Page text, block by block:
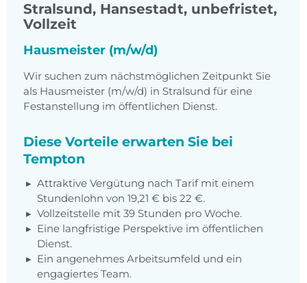
Stralsund, Hansestadt, unbefristet,
Vollzeit
Hausmeister (m/w/d)
Wir suchen zum nächstmöglichen Zeitpunkt Sie
als Hausmeister (m/w/d) in Stralsund für eine
Festanstellung im öffentlichen Dienst.
Diese Vorteile erwarten Sie bei
Tempton
Attraktive Vergütung nach Tarif mit einem
Stundenlohn von 19,21 € bis 22 €.
Vollzeitstelle mit 39 Stunden pro Woche.
Eine langfristige Perspektive im öffentlichen
Dienst.
Ein angenehmes Arbeitsumfeld und ein
engagiertes Team.